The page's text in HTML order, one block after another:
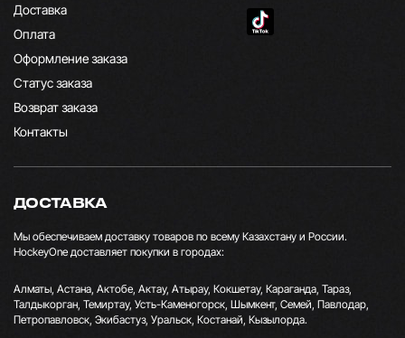
Доставка
Оплата
Оформление заказа
Статус заказа
Возврат заказа
Контакты
ДОСТАВКА
Мы обеспечиваем доставку товаров по всему Казахстану и России.
HockeyOne доставляет покупки в городах:
Алматы, Астана, Актобе, Актау, Атырау, Кокшетау, Караганда, Тараз,
Талдыкорган, Темиртау, Усть-Каменогорск, Шымкент, Семей, Павлодар,
Петропавловск, Экибастуз, Уральск, Костанай, Кызылорда.